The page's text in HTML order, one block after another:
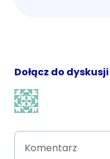
Dołącz do dyskusji